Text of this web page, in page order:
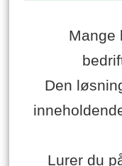
Mange
Den
Lurer du